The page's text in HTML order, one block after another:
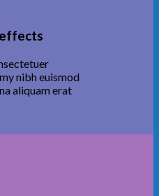
nibh euismod
aliquam erat